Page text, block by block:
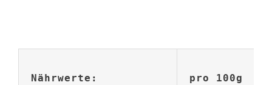
Nährwerte: pro 100g